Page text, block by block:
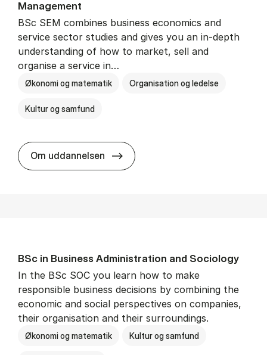
Man­age­ment
BSc SEM combines business economics and
service sector studies and gives you an in-depth
understanding of how to market, sell and
organise a service in…
Økonomi og matematik Organisation og ledelse
Kultur og samfund
Om uddannelsen BSc in Busi­ness Ad­min­is­tra­tion
BSc in Busi­ness Ad­min­is­tra­tion and So­ci­ology
In the BSc SOC you learn how to make
responsible business decisions by combining the
economic and social perspectives on companies,
their organisation and their surroundings.
Økonomi og matematik Kultur og samfund